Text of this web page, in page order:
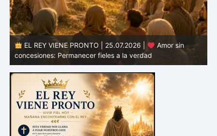
EL REY VIENE PRONTO | 24.07.2026 |
Valor para
defender la verdad: Permanecer fieles en tiempos de
confusión